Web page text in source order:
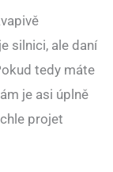
silnici, ale daní
tedy máte
je asi úplně
projet